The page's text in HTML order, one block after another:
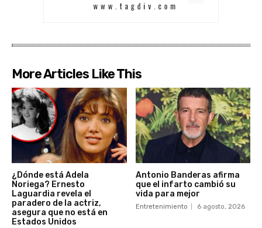
More Articles Like This
¿Dónde está Adela
Noriega? Ernesto
Laguardia revela el
paradero de la actriz,
asegura que no está en
Estados Unidos
Antonio Banderas afirma
que el infarto cambió su
vida para mejor
Entretenimiento 6 agosto, 2026